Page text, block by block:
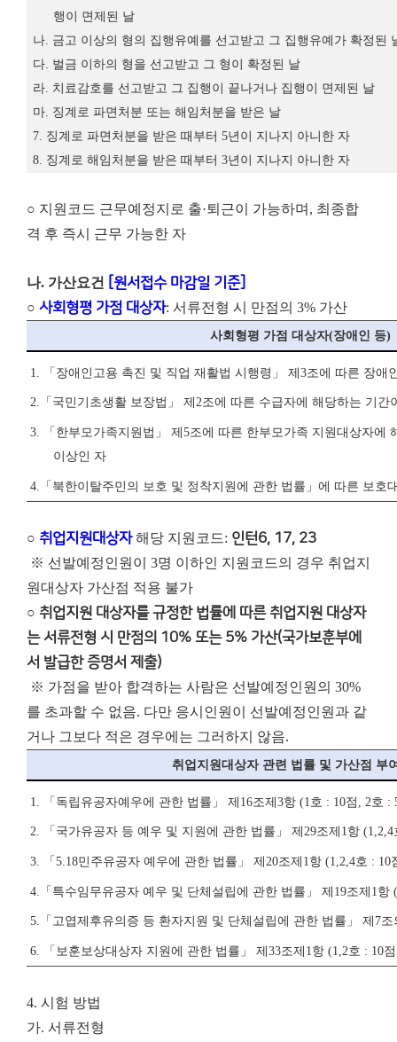
행이 면제된 날
나. 금고 이상의 형의 집행유예를 선고받고 그 집행유예가 확정된
다. 벌금 이하의 형을 선고받고 그 형이 확정된 날
라. 치료감호를 선고받고 그 집행이 끝나거나 집행이 면제된 날
마. 징계로 파면처분 또는 해임처분을 받은 날
7. 징계로 파면처분을 받은 때부터 5년이 지나지 아니한 자
8. 징계로 해임처분을 받은 때부터 3년이 지나지 아니한 자
○ 지원코드 근무예정지로 출·퇴근이 가능하며, 최종합
격 후 즉시 근무 가능한 자
나. 가산요건 [원서접수 마감일 기준]
○ 사회형평 가점 대상자: 서류전형 시 만점의 3% 가산
사회형평 가점 대상자(장애인 등)
1. 「 장애인고용 촉진 및 직업 재활법 시행령 」 제3조에 따른 장애
2. 「 국민기초생활 보장법 」 제 2조에 따른 수급자에 해당하는 기간
3. 「 한부모가족지원법 」 제 5조에 따른 한부모가족 지원대상자에
이상인 자
4. 「 북한이탈주민의 보호 및 정착지원에 관한 법률 」 에 따른 보호
○ 취업지원대상자해당 지원코드: 인턴6, 17, 23
※ 선발예정인원이 3명 이하인 지원코드의 경우 취업지
원대상자 가산점 적용 불가
○ 취업지원 대상자를 규정한 법률에 따른 취업지원 대상자
는 서류전형 시 만점의 10% 또는 5% 가산(국가보훈부에
서 발급한 증명서 제출)
※ 가점을 받아 합격하는 사람은 선발예정인원의 30%
를 초과할 수 없음. 다만 응시인원이 선발예정인원과 같
거나 그보다 적은 경우에는 그러하지 않음.
취업지원대상자 관련 법률 및 가산점 부
1. 「 독립유공자예우에 관한 법률 」 제 16조제3항 (1 호 : 10점 , 2호 :
2. 「 국가유공자 등 예우 및 지원에 관한 법률 」 제 29조제 1항 (1,2,4
3. 「 5.18민주유공자 예우에 관한 법률 」 제 20조제 1 항 (1,2,4호 : 10
4. 「 특수임무유공자 예우 및 단체설립에 관한 법률 」 제 19조제 1 항
5. 「 고엽제후유의증 등 환자지원 및 단체설립에 관한 법률 」 제 7조
6. 「 보훈보상대상자 지원에 관한 법률 」 제 33조제 1 항 (1,2호 : 10점
4. 시험 방법
가. 서류전형